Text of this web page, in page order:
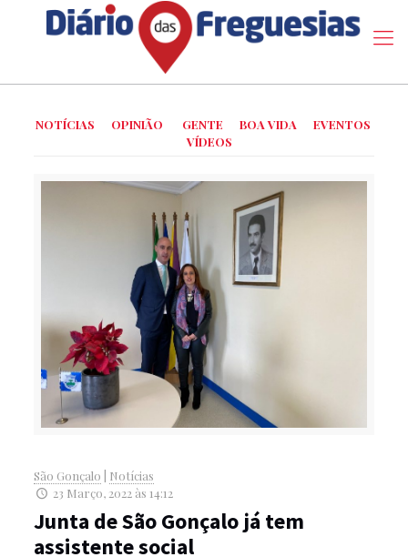
NOTÍCIAS OPINIÃO GENTE BOA VIDA
EVENTOS
VÍDEOS
São Gonçalo
Notícias
23 Março, 2022 às 14:12
Junta de São Gonçalo já tem
assistente social